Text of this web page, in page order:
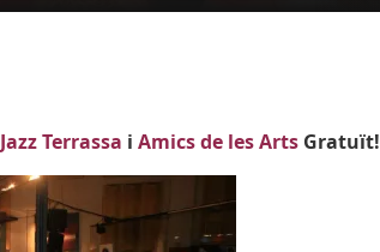
Jazz Terrassa i Amics de les Arts Gratuït!